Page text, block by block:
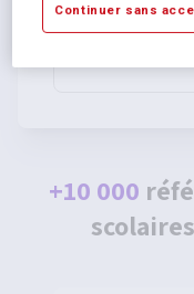
Cahier
+10 000
scolaires
Continuer sans